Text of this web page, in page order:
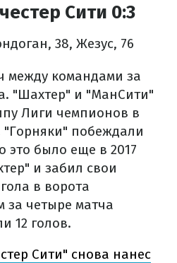
Сити 0:3
38, Жезус, 76
между командами за
"Шахтер" и "МанСити"
Лиги чемпионов в
"Горняки" побеждали
это было еще в 2017
и забил свои
в ворота
за четыре матча
12 голов.
Сити" снова нанес